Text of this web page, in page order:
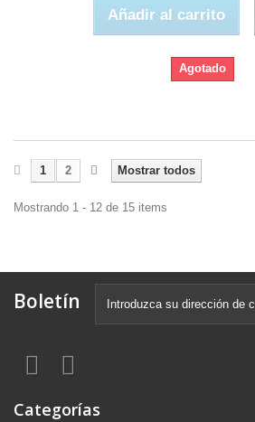
Añadir al carrito
Agotado
Mostrar todos
1 2
Mostrando 1 - 12 de 15 items
Boletín
Categorías